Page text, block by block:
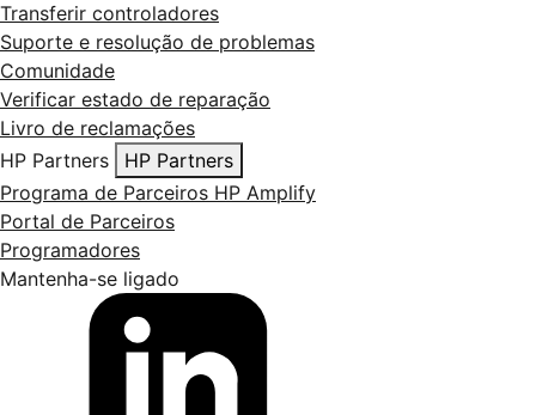
Transferir controladores
Suporte e resolução de problemas
Comunidade
Verificar estado de reparação
Livro de reclamações
HP Partners
HP Partners
Programa de Parceiros HP Amplify
Portal de Parceiros
Programadores
Mantenha-se ligado